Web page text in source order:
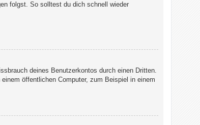
folgst. So solltest du dich schnell wieder
deines Benutzerkontos durch einen Dritten.
öffentlichen Computer, zum Beispiel in einem